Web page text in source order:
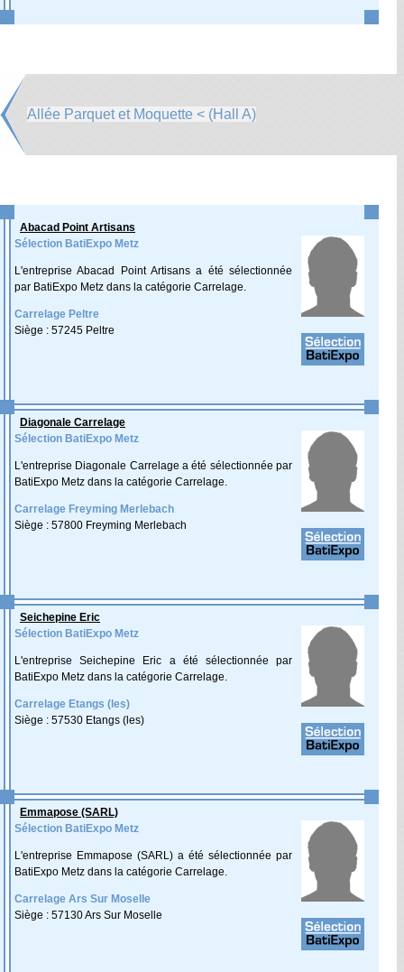
Allée Parquet et Moquette < (Hall A)
Abacad Point Artisans
Sélection BatiExpo Metz
L'entreprise Abacad Point Artisans a été sélectionnée
par BatiExpo Metz dans la catégorie Carrelage.
Carrelage Peltre
Siège : 57245 Peltre
Diagonale Carrelage
Sélection BatiExpo Metz
L'entreprise Diagonale Carrelage a été sélectionnée par
BatiExpo Metz dans la catégorie Carrelage.
Carrelage Freyming Merlebach
Siège : 57800 Freyming Merlebach
Seichepine Eric
Sélection BatiExpo Metz
L'entreprise Seichepine Eric a été sélectionnée par
BatiExpo Metz dans la catégorie Carrelage.
Carrelage Etangs (les)
Siège : 57530 Etangs (les)
Emmapose (SARL)
Sélection BatiExpo Metz
L'entreprise Emmapose (SARL) a été sélectionnée par
BatiExpo Metz dans la catégorie Carrelage.
Carrelage Ars Sur Moselle
Siège : 57130 Ars Sur Moselle